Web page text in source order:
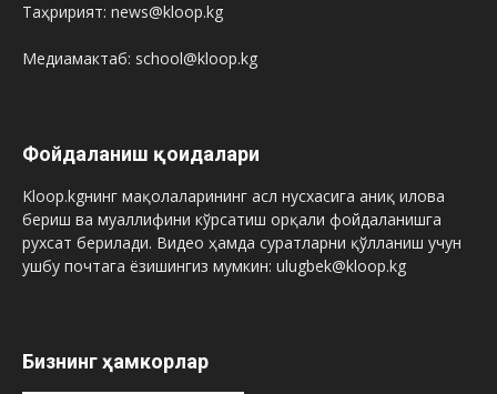
Таҳририят: news@kloop.kg
Медиамактаб: school@kloop.kg
Фойдаланиш қоидалари
Kloop.kgнинг мақолаларининг асл нусхасига аниқ илова
бериш ва муаллифини кўрсатиш орқали фойдаланишга
рухсат берилади. Видео ҳамда суратларни қўлланиш учун
ушбу почтага ёзишингиз мумкин: ulugbek@kloop.kg
Бизнинг ҳамкорлар